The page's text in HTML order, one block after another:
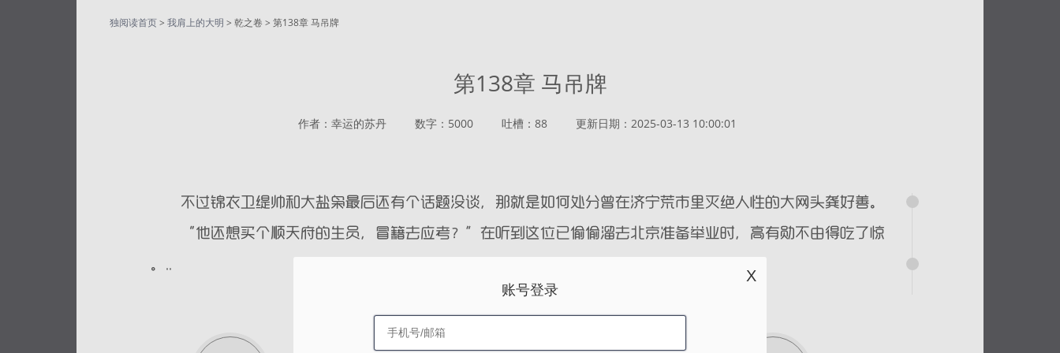
独阅读首页> 我肩上的大明 > 乾之卷 > 第138章 马吊牌
第138章 马吊牌
作者：幸运的苏丹 数字：5000 吐槽：88 更新日期：2025-03-13 10:00:01
账号登录
X